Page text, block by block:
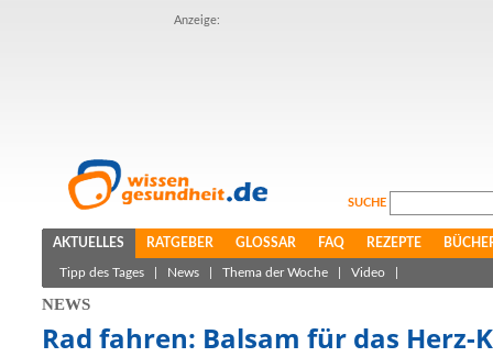
Anzeige:
SUCHE
AKTUELLES RATGEBER GLOSSAR FAQ REZEPTE
Tipp des Tages News Thema der Woche Video
NEWS
Rad fahren: Balsam für das Herz-